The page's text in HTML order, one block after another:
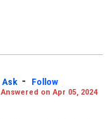
Ask -
Follow
Answered on Apr 05, 2024